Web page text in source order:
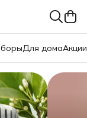
Для домаАкции